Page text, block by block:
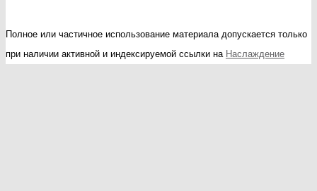
Полное или частичное использование материала допускается только
при наличии активной и индексируемой ссылки на Наслаждение